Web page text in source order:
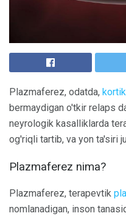
Plazmaferez, odatda,
bermaydigan o'tkir relaps
neyrologik kasalliklarda
og'riqli tartib, va yon ta'siri
Plazmaferez nima?
Plazmaferez, terapevtik
nomlanadigan, inson